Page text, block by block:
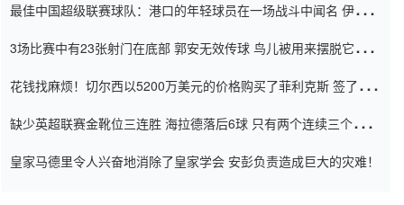
最佳中国超级联赛球队：港口的年轻球员在一场战斗中闻名 伊万放
3场比赛中有23张射门在底部 郭安无效传球 鸟儿被用来摆脱它
花钱找麻烦！切尔西以5200万美元的价格购买了菲利克斯 签了7年
缺少英超联赛金靴位三连胜 海拉德落后6球 只有两个连续三个连续
皇家马德里令人兴奋地消除了皇家学会 安彭负责造成巨大的灾难！